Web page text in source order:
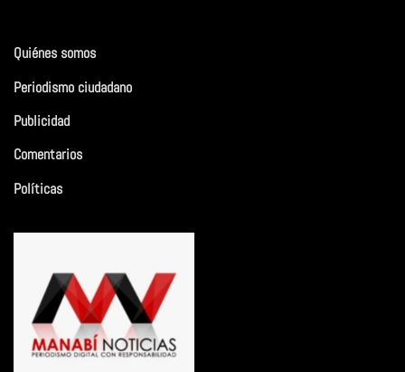
Quiénes somos
Periodismo ciudadano
Publicidad
Comentarios
Políticas